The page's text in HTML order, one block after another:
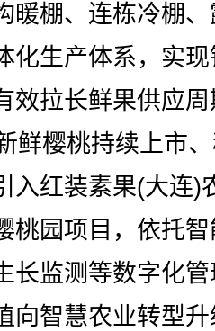
暖棚、连栋冷棚
化生产体系，实
效拉长鲜果供应
鲜樱桃持续上市
入红装素果(大连)
桃园项目，依托
长监测等数字化
向智慧农业转型